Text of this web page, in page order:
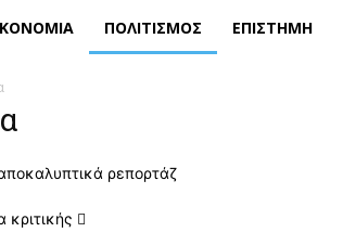
ΠΟΛΙΤΙΣΜΟΣ ΕΠΙΣΤΗΜΗ
ρεπορτάζ
κριτικής